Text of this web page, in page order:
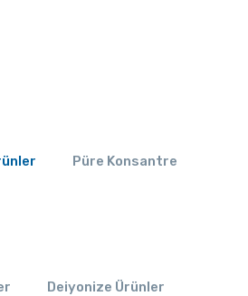
Püre Konsantre
Deiyonize Ürünler